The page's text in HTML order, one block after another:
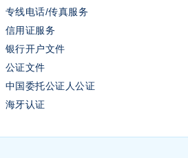
专线电话/传真服务
信用证服务
银行开户文件
公证文件
中国委托公证人公证
海牙认证